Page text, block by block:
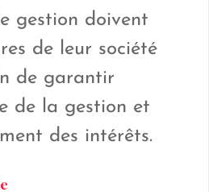
gestion doivent
de leur société
de garantir
de la gestion et
des intérêts.